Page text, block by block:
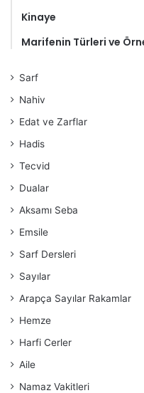
Kinaye
Marifenin Türleri ve
Sarf
Nahiv
Edat ve Zarflar
Hadis
Tecvid
Dualar
Aksamı Seba
Emsile
Sarf Dersleri
Sayılar
Arapça Sayılar Rakamlar
Hemze
Harfi Cerler
Aile
Namaz Vakitleri